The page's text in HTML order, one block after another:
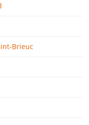
Brieuc